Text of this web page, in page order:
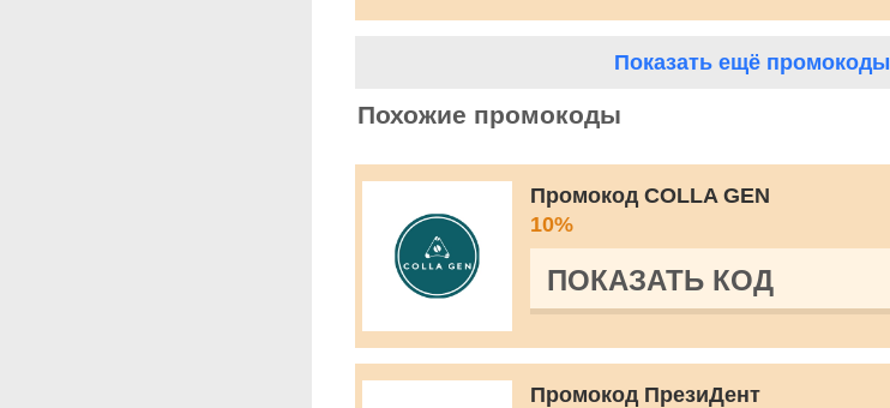
Показать ещё промокоды
Похожие промокоды
Промокод COLLA GEN
10%
ПОКАЗАТЬ КОД
Промокод ПрезиДент